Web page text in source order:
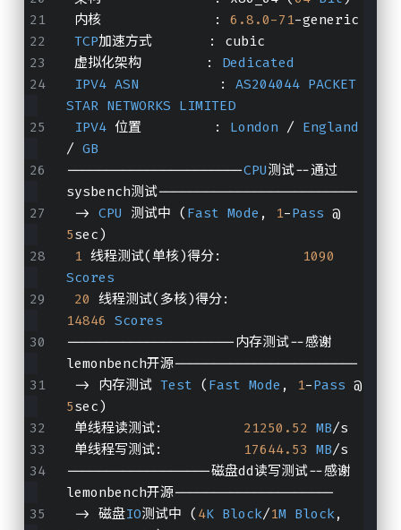
内核              : 6.8 .0-71-generic
TCP加速方式       : cubic
虚拟化架构        : Dedicated
IPV4 ASN
          :
AS204044 PACKET
STAR NETWORKS LIMITED
IPV4 位置         : London / England
/ GB
----------------------CPU测试--通过
sysbench测试-------------------------
-> CPU 测试中 ( Fast Mode , 1-Pass
@
5sec)
1 线程测试(单核)得分:
1090
Scores
20
14846 Scores
---------------------内存测试--感谢
lemonbench开源-----------------------
-> 内存测试 Test ( Fast Mode , 1-Pass
@
5sec)
单线程读测试: 21250.52 MB/s
单线程写测试:
17644.53 MB/s
------------------磁盘dd读写测试--感谢
lemonbench开源--------------------
-> 磁盘IO测试中 ( 4K Block/1M Block